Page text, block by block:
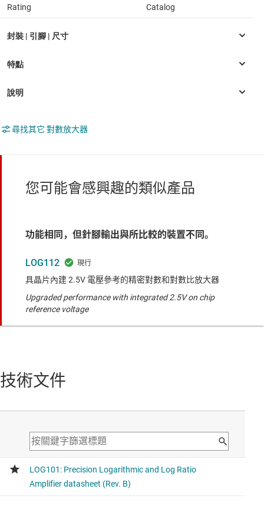
Rating Catalog
尋找其它 對數放大器
您可能會感興趣的類似產品
功能相同，但針腳輸出與所比較的裝置不同。
LOG112
具晶片內建 2.5V 電壓參考的精密對數和對數比放大器
Upgraded performance with integrated 2.5V on chip
reference voltage
技術文件